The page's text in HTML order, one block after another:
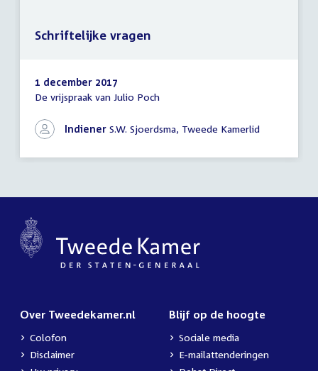
Schriftelijke
1 december 2017
De vrijspraak van Julio Poch
Indiener S.W. Sjoerdsma, Tweede Kamerlid
Schriftelijke vragen
Over Tweedekamer.nl
Colofon
Disclaimer
Blijf op de hoogte
Sociale media
E-mailattenderingen